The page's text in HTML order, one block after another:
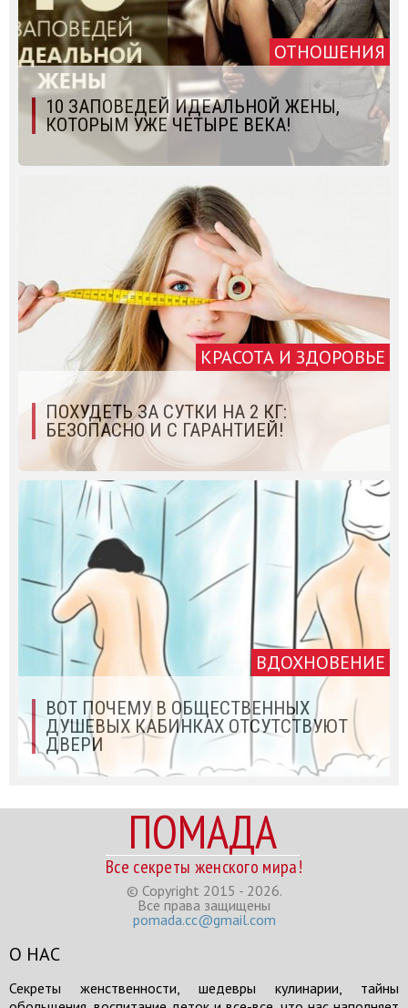
ОТНОШЕНИЯ
10 ЗАПОВЕДЕЙ ИДЕАЛЬНОЙ ЖЕНЫ,
КОТОРЫМ УЖЕ ЧЕТЫРЕ ВЕКА!
КРАСОТА И ЗДОРОВЬЕ
ПОХУДЕТЬ ЗА СУТКИ НА 2 КГ:
БЕЗОПАСНО И С ГАРАНТИЕЙ!
ВДОХНОВЕНИЕ
ВОТ ПОЧЕМУ В ОБЩЕСТВЕННЫХ
ДУШЕВЫХ КАБИНКАХ ОТСУТСТВУЮТ
ДВЕРИ
ПОМАДА
Все секреты женского мира!
© Copyright 2015 - 2026.
Все права защищены
pomada.cc@gmail.com
О НАС
Секреты женственности, шедевры кулинарии, тайны